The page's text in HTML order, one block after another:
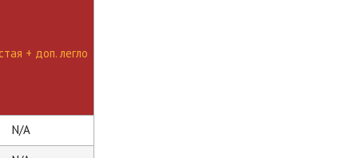
+ доп. легло
N/A